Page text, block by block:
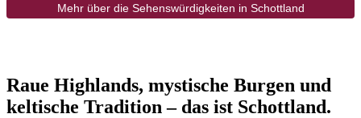
Mehr über die Sehenswürdigkeiten in Schottland
Raue Highlands, mystische Burgen und
keltische Tradition – das ist Schottland.